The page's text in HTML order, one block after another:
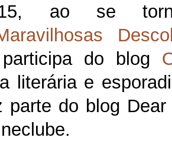
ao se
do blog
literária e
parte do blog